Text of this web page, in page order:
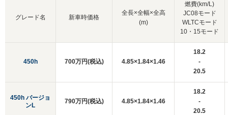
グレード名
450h
450h バージョ
ンL
新車時価格
全長×全幅×全高
(m)
燃費(km/L)
JC08モード
WLTCモード
10・15モード
700万円(税込) 4.85×1.84×1.46
18.2
-
20.5
790万円(税込) 4.85×1.84×1.46
18.2
-
20.5